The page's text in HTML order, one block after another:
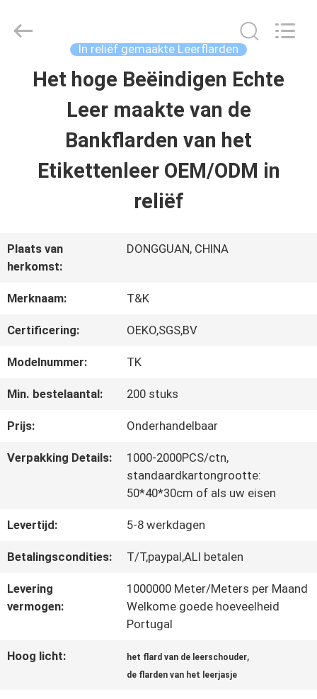
THUIS
PRODUCTEN
OVER
FABRIEKSREIS
CONTACTEER
ONS
NIEUWS
GEVALLEN
VR
SHOW
SITEMAP
Accessories
Co.,Ltd.
In reliëf gemaakte Leerflarden
Het hoge Beëindigen Echte
Leer maakte van de
Bankflarden van het
Etikettenleer OEM/ODM in
reliëf
Plaats van
herkomst:
DONGGUAN, CHINA
Merknaam: T&K
Certificering: OEKO,SGS,BV
Modelnummer: TK
Min. bestelaantal: 200 stuks
Prijs: Onderhandelbaar
Verpakking Details:
1000-2000PCS/ctn,
standaardkartongrootte:
50*40*30cm of als uw eisen
Levertijd: 5-8 werkdagen
Betalingscondities: T/T,paypal,ALI betalen
Levering
vermogen:
1000000 Meter/Meters per Maand
Welkome goede hoeveelheid
Portugal
Hoog licht: het flard van de leerschouder,
de flarden van het leerjasje